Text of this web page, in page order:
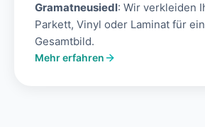
Gramatneusiedl: Wir verkleiden
Parkett, Vinyl oder Laminat für
Gesamtbild.
Mehr erfahren